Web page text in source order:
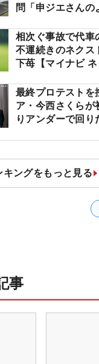
問「申ジエさんの
になりたいです」
相次ぐ事故で代車
不運続きのネクス
下苺【マイナビ ネ
最終プロテストを
ア・今西さくらが
りアンダーで回り
キングをもっと見る
事